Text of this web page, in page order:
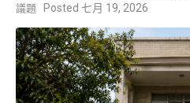
議題
七月 19, 2026